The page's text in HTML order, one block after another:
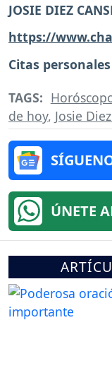
JOSIE DIEZ
https://
Citas personales
TAGS:
de hoy, Josie
ÚNETE